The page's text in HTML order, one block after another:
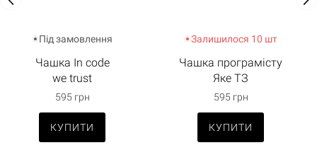
Під замовлення
Чашка In code
we trust
595 грн
КУПИТИ
Залишилося 10 шт
Чашка програмісту
Яке ТЗ
595 грн
КУПИТИ